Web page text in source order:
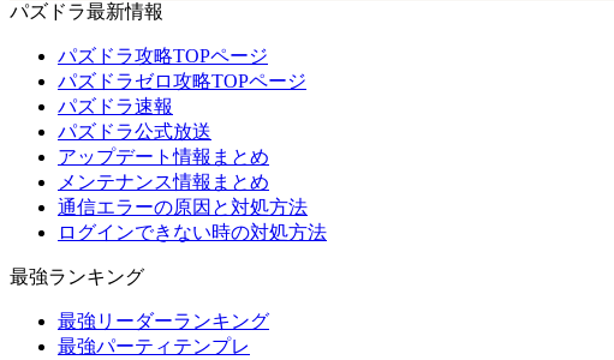
パズドラ最新情報
パズドラ攻略TOPページ
パズドラゼロ攻略TOPページ
パズドラ速報
パズドラ公式放送
アップデート情報まとめ
メンテナンス情報まとめ
通信エラーの原因と対処方法
ログインできない時の対処方法
最強ランキング
最強リーダーランキング
最強パーティテンプレ